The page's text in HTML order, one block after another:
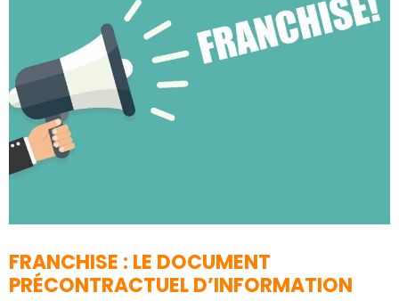
FRANCHISE : LE DOCUMENT
PRÉCONTRACTUEL D’INFORMATION